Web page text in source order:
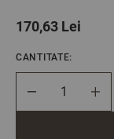
170,63 Lei
CANTITATE: